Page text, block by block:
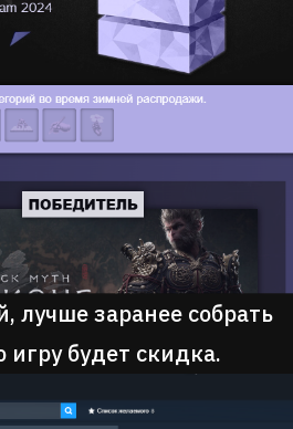
лучше заранее собрать
будет скидка.